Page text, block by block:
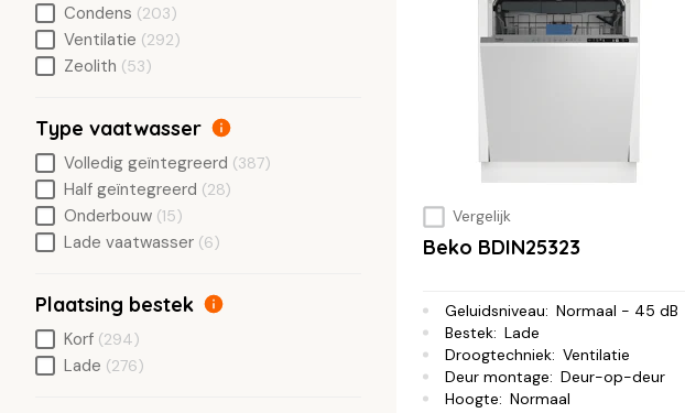
Vergelijk
Beko BDIN25323
Geluidsniveau: Normaal - 45 dB
Bestek: Lade
Droogtechniek: Ventilatie
Deur montage: Deur-op-deur
Hoogte: Normaal
Condens (203)
Ventilatie (292)
Zeolith (53)
Type vaatwasser
Volledig geïntegreerd (387)
Half geïntegreerd (28)
Onderbouw (15)
Lade vaatwasser (6)
Plaatsing bestek
Korf (294)
Lade (276)